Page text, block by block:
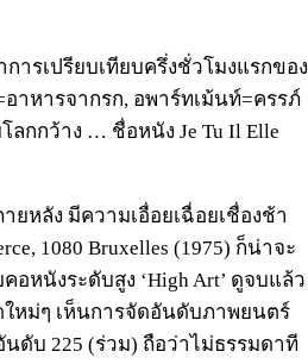
การเปรียบเทียบครึ่งชั่วโมงแรกของ
าหารจากรก, อพาร์ทเม้นท์=ครรภ์
ลกกว้าง … ชื่อหนัง Je Tu Il Elle
หลัง มีความเอื่อยเฉื่อยเชื่องช้า
1080 Bruxelles (1975) ก็น่าจะ
อหนังระดับสูง ‘High Art’ ดูจบแล้ว
หม่ๆ เห็นการจัดอันดับภาพยนตร์
นดับ 225 (ร่วม) ถือว่าไม่ธรรมดาที